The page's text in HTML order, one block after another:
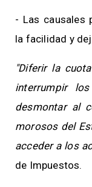
- Las causales
la facilidad y
"Diferir la
interrumpir
desmontar al
morosos del
acceder a los
de Impuestos.